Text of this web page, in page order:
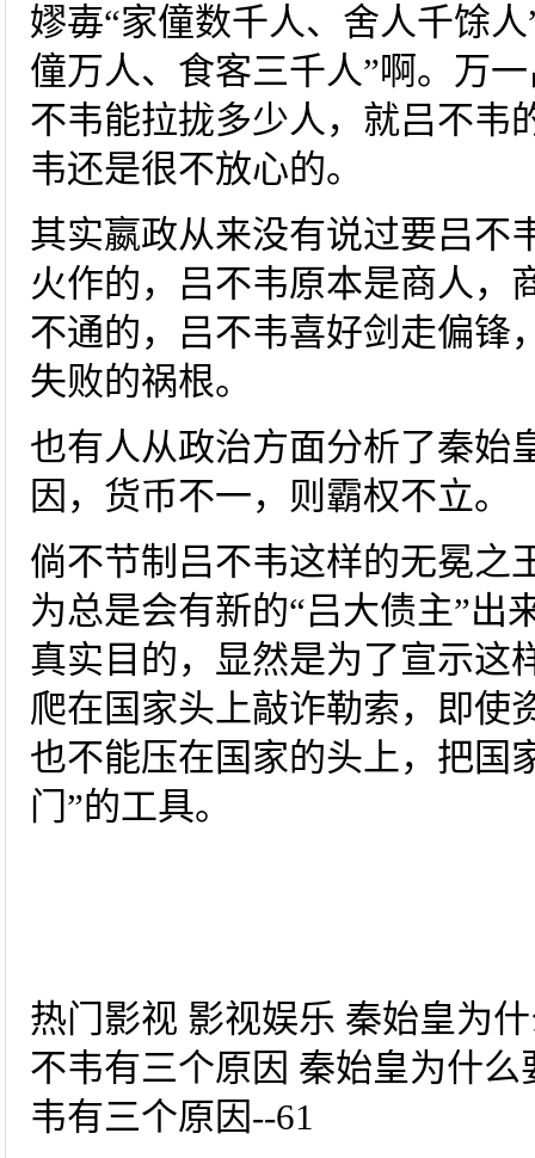
嫪毐“家僮数千人、舍人千馀
僮万人、食客三千人”啊。万
不韦能拉拢多少人，就吕不韦
韦还是很不放心的。
其实嬴政从来没有说过要吕不
火作的，吕不韦原本是商人，
不通的，吕不韦喜好剑走偏锋
失败的祸根。
也有人从政治方面分析了秦始
因，货币不一，则霸权不立。
倘不节制吕不韦这样的无冕
为总是会有新的“吕大债主”出
真实目的，显然是为了宣示这
爬在国家头上敲诈勒索，即使
也不能压在国家的头上，把国
门”的工具。
热门影视 影视娱乐 秦始皇为
不韦有三个原因 秦始皇为什
韦有三个原因--61